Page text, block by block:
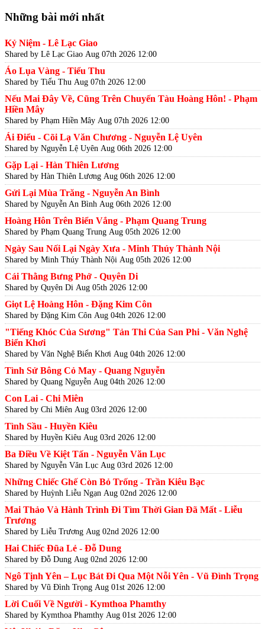
Những bài mới nhất
Kỷ Niệm - Lê Lạc Giao
Shared by Lê Lạc Giao Aug 07th 2026 12:00
Áo Lụa Vàng - Tiểu Thu
Shared by Tiểu Thu Aug 07th 2026 12:00
Nếu Mai Đây Về, Cũng Trên Chuyến Tàu Hoàng Hôn! - Phạm
Hiền Mây
Shared by Phạm Hiền Mây Aug 07th 2026 12:00
Ái Điểu - Cõi Lạ Văn Chương - Nguyễn Lệ Uyên
Shared by Nguyễn Lệ Uyên Aug 06th 2026 12:00
Gặp Lại - Hàn Thiên Lương
Shared by Hàn Thiên Lương Aug 06th 2026 12:00
Gửi Lại Mùa Trăng - Nguyễn An Bình
Shared by Nguyễn An Bình Aug 06th 2026 12:00
Hoàng Hôn Trên Biển Vắng - Phạm Quang Trung
Shared by Phạm Quang Trung Aug 05th 2026 12:00
Ngày Sau Nối Lại Ngày Xưa - Minh Thúy Thành Nội
Shared by Minh Thúy Thành Nội Aug 05th 2026 12:00
Cái Thằng Bưng Phở - Quyên Di
Shared by Quyên Di Aug 05th 2026 12:00
Giọt Lệ Hoàng Hôn - Đặng Kim Côn
Shared by Đặng Kim Côn Aug 04th 2026 12:00
"Tiếng Khóc Của Sương" Tản Thi Của San Phi - Văn Nghệ
Biển Khơi
Shared by Văn Nghệ Biển Khơi Aug 04th 2026 12:00
Tình Sử Bông Cỏ May - Quang Nguyễn
Shared by Quang Nguyễn Aug 04th 2026 12:00
Con Lai - Chi Miên
Shared by Chi Miên Aug 03rd 2026 12:00
Tình Sầu - Huyền Kiêu
Shared by Huyền Kiêu Aug 03rd 2026 12:00
Ba Điều Về Kiệt Tấn - Nguyễn Văn Lục
Shared by Nguyễn Văn Lục Aug 03rd 2026 12:00
Những Chiếc Ghế Còn Bỏ Trống - Trần Kiêu Bạc
Shared by Huỳnh Liễu Ngạn Aug 02nd 2026 12:00
Mai Thảo Và Hành Trình Đi Tìm Thời Gian Đã Mất - Liễu
Trương
Shared by Liễu Trương Aug 02nd 2026 12:00
Hai Chiếc Đũa Lẻ - Đỗ Dung
Shared by Đỗ Dung Aug 02nd 2026 12:00
Ngô Tịnh Yên – Lục Bát Đi Qua Một Nỗi Yên - Vũ Đình Trọng
Shared by Vũ Đình Trọng Aug 01st 2026 12:00
Lời Cuối Về Người - Kymthoa Phamthy
Shared by Kymthoa Phamthy Aug 01st 2026 12:00